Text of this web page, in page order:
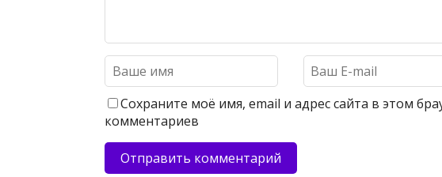
Сохраните моё имя, email и адрес сайта в этом
комментариев